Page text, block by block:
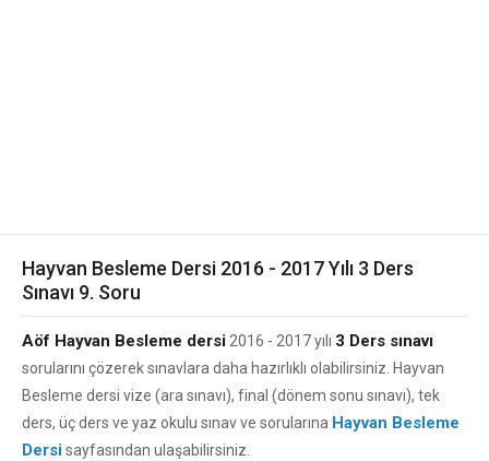
Hayvan Besleme Dersi 2016 - 2017 Yılı 3 Ders
Sınavı 9. Soru
Aöf Hayvan Besleme dersi 2016 - 2017 yılı 3 Ders sınavı
sorularını çözerek sınavlara daha hazırlıklı olabilirsiniz. Hayvan
Besleme dersi vize (ara sınavı), final (dönem sonu sınavı), tek
ders, üç ders ve yaz okulu sınav ve sorularına Hayvan Besleme
Dersisayfasından ulaşabilirsiniz.